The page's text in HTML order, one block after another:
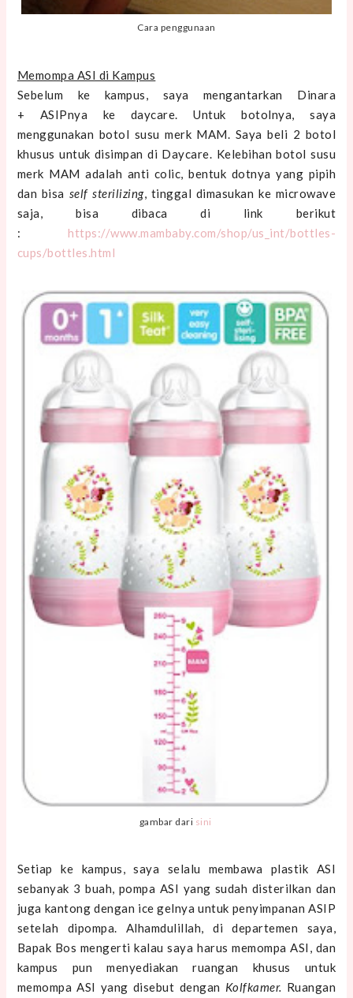
Cara penggunaan
Memompa ASI di Kampus
Sebelum ke kampus, saya mengantarkan Dinara
+ ASIPnya ke daycare. Untuk botolnya, saya
menggunakan botol susu merk MAM. Saya beli 2 botol
khusus untuk disimpan di Daycare. Kelebihan botol susu
merk MAM adalah anti colic, bentuk dotnya yang pipih
dan bisa self sterilizing, tinggal dimasukan ke microwave
saja, bisa dibaca di link berikut
: https://www.mambaby.com/shop/us_int/bottles-
cups/bottles.html
gambar dari sini
Setiap ke kampus, saya selalu membawa plastik ASI
sebanyak 3 buah, pompa ASI yang sudah disterilkan dan
juga kantong dengan ice gelnya untuk penyimpanan ASIP
setelah dipompa. Alhamdulillah, di departemen saya,
Bapak Bos mengerti kalau saya harus memompa ASI, dan
kampus pun menyediakan ruangan khusus untuk
memompa ASI yang disebut dengan Kolfkamer. Ruangan